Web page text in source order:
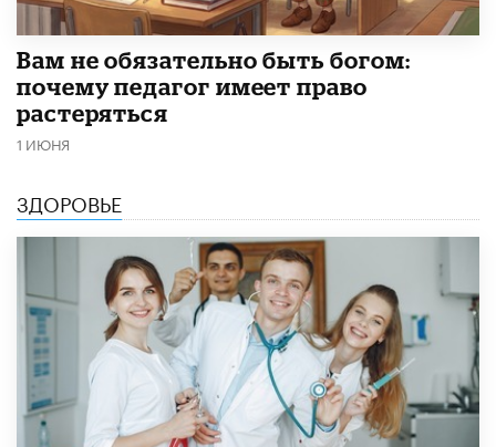
​Вам не обязательно быть богом:
почему педагог имеет право
растеряться
1 ИЮНЯ
ЗДОРОВЬЕ